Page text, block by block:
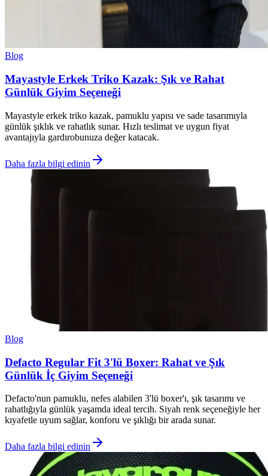
Blog
Mayastyle Erkek Triko Kazak: Şık ve Rahat
Günlük Giyim Seçeneği
Mayastyle erkek triko kazak, pamuklu yapısı ve sade tasarımıyla
günlük şıklık ve rahatlık sunar. Hızlı teslimat ve uygun fiyat
avantajıyla gardırobunuza değer katacak.
Daha fazla bilgi edinin
Blog
Defacto Regular Fit 3'lü Boxer: Rahat ve Şık
Günlük İç Giyim Seçeneği
Defacto'nun pamuklu, nefes alabilen 3'lü boxer'ı, şık tasarımı ve
rahatlığıyla günlük yaşamda ideal tercih. Siyah renk seçeneğiyle her
kıyafetle uyum sağlar, konforu ve şıklığı bir arada sunar.
Daha fazla bilgi edinin